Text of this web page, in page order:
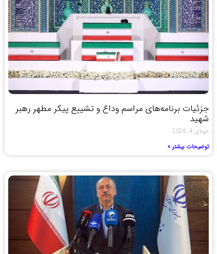
جزئیات برنامه‌های مراسم وداع و تشییع پیکر مطهر رهبر
شهید
جولای 4, 2026
توضیحات بیشتر »